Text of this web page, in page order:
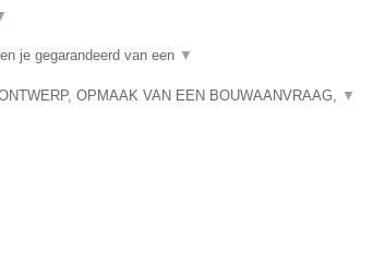
je gegarandeerd van een ▼
OPMAAK VAN EEN BOUWAANVRAAG, ▼